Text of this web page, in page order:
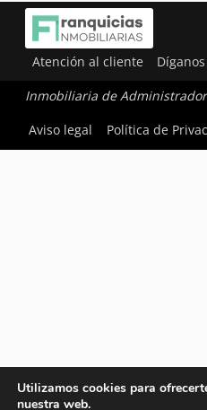
Atención al cliente
Inmobiliaria de
Aviso legal
Política de
Utilizamos cookies para
nuestra web.